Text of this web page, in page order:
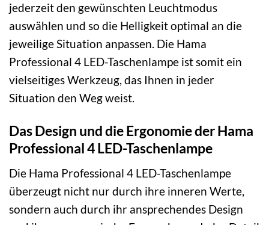
jederzeit den gewünschten Leuchtmodus
auswählen und so die Helligkeit optimal an die
jeweilige Situation anpassen. Die Hama
Professional 4 LED-Taschenlampe ist somit ein
vielseitiges Werkzeug, das Ihnen in jeder
Situation den Weg weist.
Das Design und die Ergonomie der Hama
Professional 4 LED-Taschenlampe
Die Hama Professional 4 LED-Taschenlampe
überzeugt nicht nur durch ihre inneren Werte,
sondern auch durch ihr ansprechendes Design